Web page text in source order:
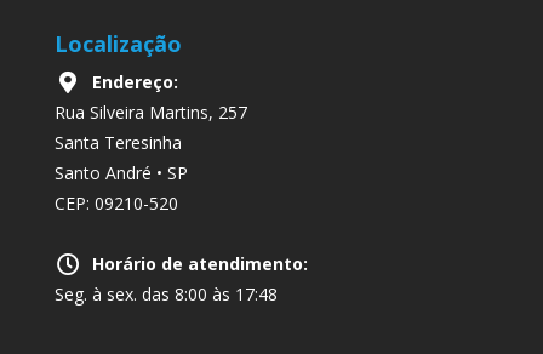
Localização
Endereço:
Rua Silveira Martins, 257
Santa Teresinha
Santo André • SP
CEP: 09210-520
Horário de atendimento:
Seg. à sex. das 8:00 às 17:48